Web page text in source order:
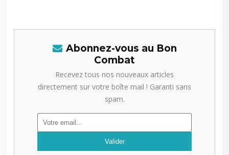
Abonnez-vous au Bon
Combat
Recevez tous nos nouveaux articles
directement sur votre boîte mail ! Garanti sans
spam.